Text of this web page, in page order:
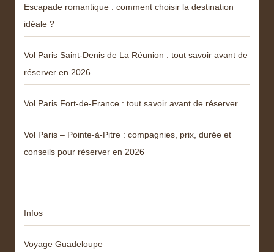
Escapade romantique : comment choisir la destination
idéale ?
Vol Paris Saint-Denis de La Réunion : tout savoir avant de
réserver en 2026
Vol Paris Fort-de-France : tout savoir avant de réserver
Vol Paris – Pointe-à-Pitre : compagnies, prix, durée et
conseils pour réserver en 2026
Infos
Voyage Guadeloupe